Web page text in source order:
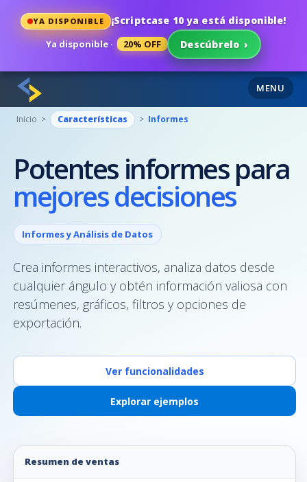
YA DISPONIBLE ¡Scriptcase 10 ya está disponible!
Ya disponible · 20% OFF Descúbrelo ›
MENU
Inicio > Características > Informes
Potentes informes para
mejores decisiones
Informes y Análisis de Datos
Crea informes interactivos, analiza datos desde
cualquier ángulo y obtén información valiosa con
resúmenes, gráficos, filtros y opciones de
exportación.
Ver funcionalidades
Explorar ejemplos
Resumen de ventas